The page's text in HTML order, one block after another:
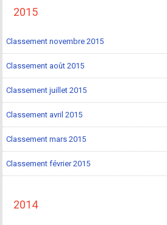
2015
Classement novembre 2015
Classement août 2015
Classement juillet 2015
Classement avril 2015
Classement mars 2015
Classement février 2015
2014